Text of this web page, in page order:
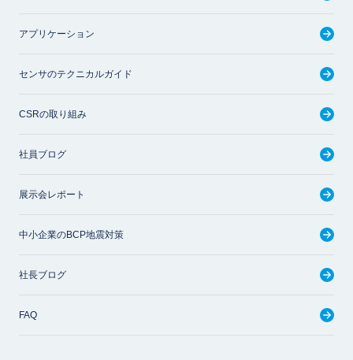
アプリケーション
センサのテクニカルガイド
CSRの取り組み
社員ブログ
展示会レポート
中小企業のBCP地震対策
社長ブログ
FAQ